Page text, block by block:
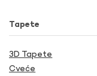
Tapete
3D Tapete
Cveće